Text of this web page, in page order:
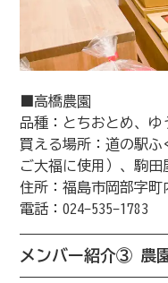
■高橋農園
品種：とちおとめ、ゆ
買える場所：道の駅ふ
ご大福に使用）、駒田
住所：福島市岡部字町
電話：024-535-1783
メンバー紹介③ 農